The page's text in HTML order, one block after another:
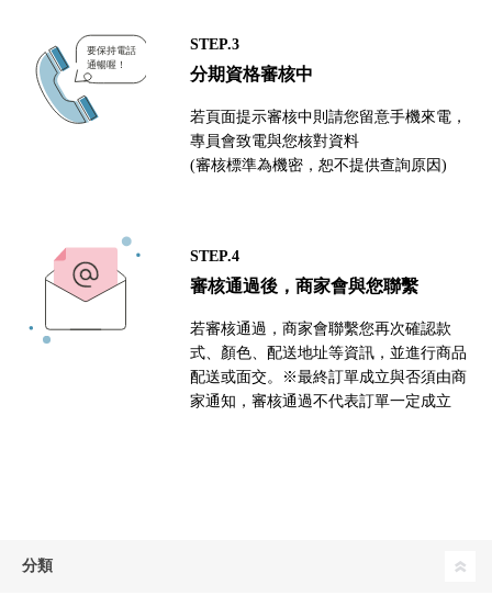
STEP.3
分期資格審核中
若頁面提示審核中則請您留意手機來電，
專員會致電與您核對資料
(審核標準為機密，恕不提供查詢原因)
STEP.4
審核通過後，商家會與您聯繫
若審核通過，商家會聯繫您再次確認款
式、顏色、配送地址等資訊，並進行商品
配送或面交。※最終訂單成立與否須由商
家通知，審核通過不代表訂單一定成立
分類